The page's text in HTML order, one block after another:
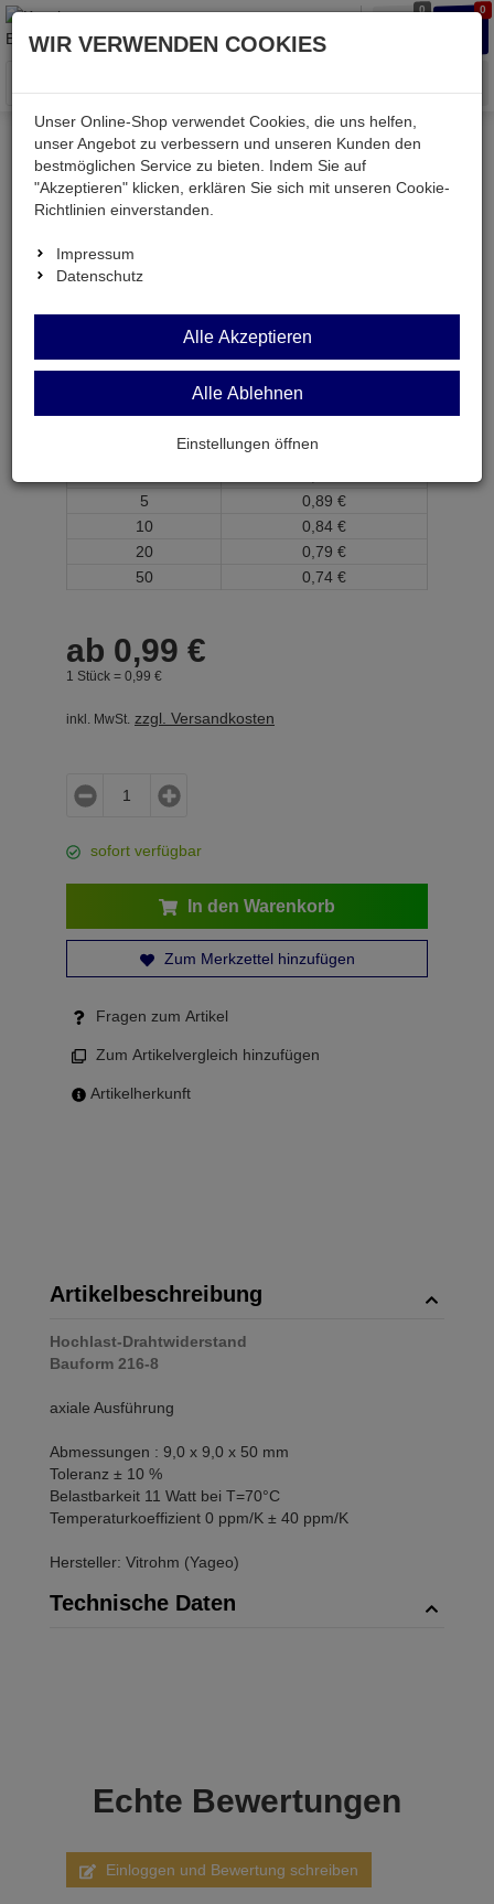
0 0
Menü
Weiter einkaufen Kessler electronic
passiv
Widerstände
DW11LI 150R
DW11LI 150R
Draht-Widerstand 150 Ohm 10% 11W 9x9x50mm
ab Menge
Preis je Stück
5
0, 89 €
10
0, 84 €
20
0, 79 €
50
0, 74 €
ab 0,99 €
1 Stück = 0, 99 €
inkl. MwSt. zzgl. Versandkosten
sofort verfügbar
In den Warenkorb
Zum Merkzettel hinzufügen
Fragen zum Artikel
Zum Artikelvergleich hinzufügen
Artikelherkunft
Artikelbeschreibung
Hochlast-Drahtwiderstand
Bauform 216-8
axiale Ausführung
Abmessungen : 9,0 x 9,0 x 50 mm
Toleranz ± 10 %
Belastbarkeit 11 Watt bei T=70°C
Temperaturkoeffizient 0 ppm/K ± 40 ppm/K
Hersteller: Vitrohm (Yageo)
Technische Daten
Echte Bewertungen
Einloggen und Bewertung schreiben
WIR VERWENDEN COOKIES
Unser Online-Shop verwendet Cookies, die uns helfen,
unser Angebot zu verbessern und unseren Kunden den
bestmöglichen Service zu bieten. Indem Sie auf
"Akzeptieren" klicken, erklären Sie sich mit unseren Cookie-
Richtlinien einverstanden.
Impressum
Datenschutz
Alle Akzeptieren
Alle Ablehnen
Einstellungen öffnen